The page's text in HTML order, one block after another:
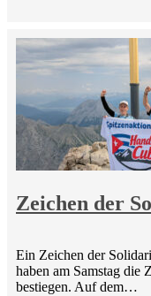
Zeichen der
Ein Zeichen der
haben am Samstag die
bestiegen. Auf dem…